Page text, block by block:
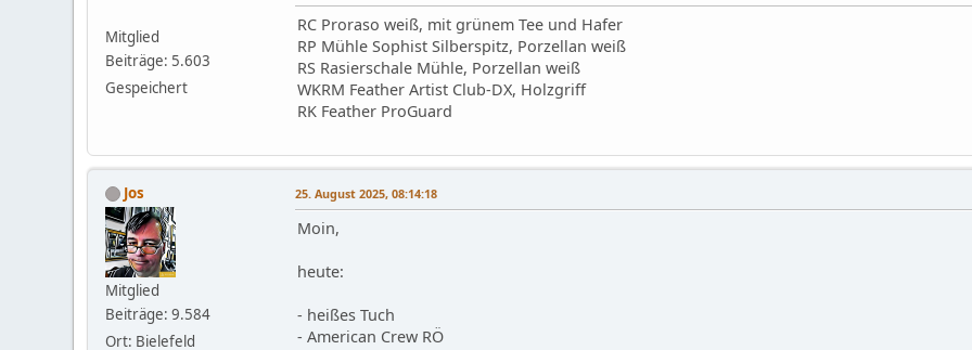
Mitglied
Beiträge: 5.603
Gespeichert
RC Proraso weiß, mit grünem Tee und Hafer
RP Mühle Sophist Silberspitz, Porzellan weiß
RS Rasierschale Mühle, Porzellan weiß
WKRM Feather Artist Club-DX, Holzgriff
RK Feather ProGuard
Jos
Mitglied
Beiträge: 9.584
Ort: Bielefeld
25. August 2025, 08:14:18
Moin,
heute:
- heißes Tuch
- American Crew RÖ